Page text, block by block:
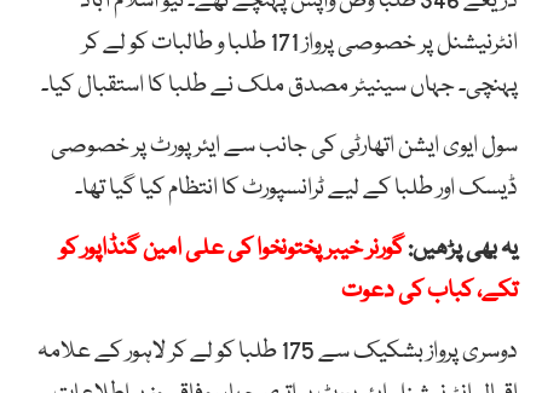
انٹرنیشنل پر خصوصی پرواز 171 طلبا و طالبات کو لے کر
پہنچی۔ جہاں سینیٹر مصدق ملک نے طلبا کا استقبال کیا۔
سول ایوی ایشن اتھارٹی کی جانب سے ایئرپورٹ پر خصوصی
ڈیسک اور طلبا کے لیے ٹرانسپورٹ کا انتظام کیا گیا تھا۔
یہ بھی پڑھیں:گورنر خیبر پختونخوا کی علی امین گنڈاپور کو
تکے، کباب کی دعوت
دوسری پرواز بشکیک سے 175 طلبا کو لے کر لاہور کے علامہ